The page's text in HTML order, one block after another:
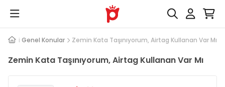
Kedi Genel Konular Zemin Kata Taşınıyorum, Airtag Kullanan Var Mı
Zemin Kata Taşınıyorum, Airtag Kullanan Var Mı